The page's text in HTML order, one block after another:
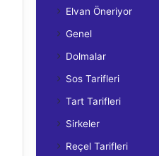
Elvan Öneriyor
Genel
Dolmalar
Sos Tarifleri
Tart Tarifleri
Sirkeler
Reçel Tarifleri